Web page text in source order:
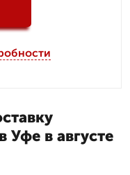
Уфе в августе